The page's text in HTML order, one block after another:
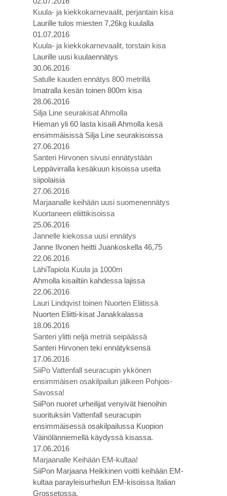
Kuula- ja kiekkokarnevaalit, perjantain kisa
Laurille tulos miesten 7,26kg kuulalla
01.07.2016
Kuula- ja kiekkokarnevaalit, torstain kisa
Laurille uusi kuulaennätys
30.06.2016
Satulle kauden ennätys 800 metrillä
Imatralla kesän toinen 800m kisa
28.06.2016
Silja Line seurakisat Ahmolla
Hieman yli 60 lasta kisaili Ahmolla kesä
ensimmäisissä Silja Line seurakisoissa
27.06.2016
Santeri Hirvonen sivusi ennätystään
Leppävirralla kesäkuun kisoissa useita
siipolaisia
27.06.2016
Marjaanalle keihään uusi suomenennätys
Kuortaneen eliittikisoissa
25.06.2016
Jannelle kiekossa uusi ennätys
Janne Ilvonen heitti Juankoskella 46,75
22.06.2016
LähiTapiola Kuula ja 1000m
Ahmolla kisailtiin kahdessa lajissa
22.06.2016
Lauri Lindqvist toinen Nuorten Eliitissä
Nuorten Eliitti-kisat Janakkalassa
18.06.2016
Santeri ylitti neljä metriä seipäässä
Santeri Hirvonen teki ennätyksensä
17.06.2016
SiiPo Vattenfall seuracupin ykkönen
ensimmäisen osakilpailun jälkeen Pohjois-
Savossa!
SiiPon nuoret urheilijat venyivät hienoihin
suorituksiin Vattenfall seuracupin
ensimmäisessä osakilpailussa Kuopion
Väinölänniemellä käydyssä kisassa.
17.06.2016
Marjaanalle Keihään EM-kultaa!
SiiPon Marjaana Heikkinen voitti keihään EM-
kultaa parayleisurheilun EM-kisoissa Italian
Grossetossa.